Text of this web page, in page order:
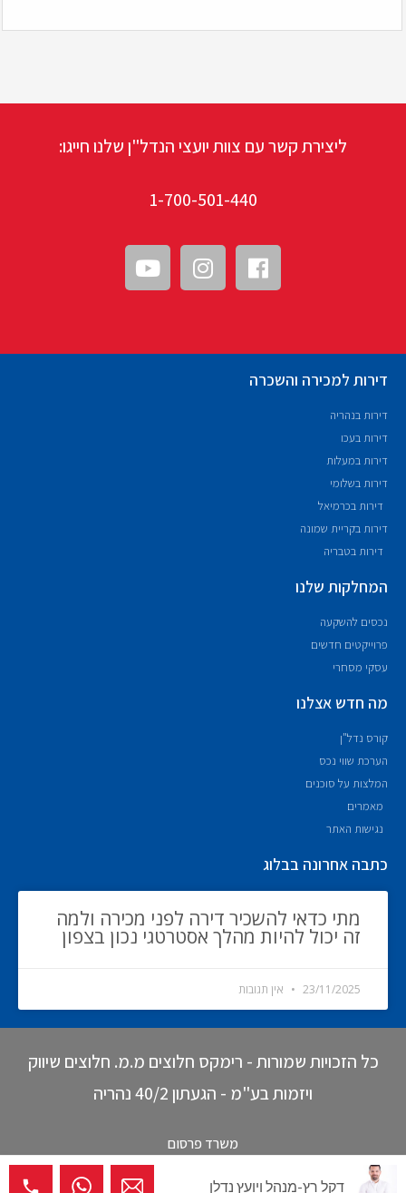
ליצירת קשר עם צוות יועצי הנדל"ן שלנו חייגו:
1-700-501-440
דירות למכירה והשכרה
דירות בנהריה
דירות בעכו
דירות במעלות
דירות בשלומי
דירות בכרמיאל
דירות בקריית שמונה
דירות בטבריה
המחלקות שלנו
נכסים להשקעה
פרוייקטים חדשים
עסקי מסחרי
מה חדש אצלנו
קורס נדל"ן
הערכת שווי נכס
המלצות על סוכנים
מאמרים
נגישות האתר
כתבה אחרונה בבלוג
מתי כדאי להשכיר דירה לפני מכירה ולמה
זה יכול להיות מהלך אסטרטגי נכון בצפון
23/11/2025 אין תגובות
כל הזכויות שמורות - רימקס חלוצים מ.מ. חלוצים שיווק
ויזמות בע"מ - הגעתון 40/2 נהריה
משרד פרסום
דקל רץ-מנהל ויועץ נדלן